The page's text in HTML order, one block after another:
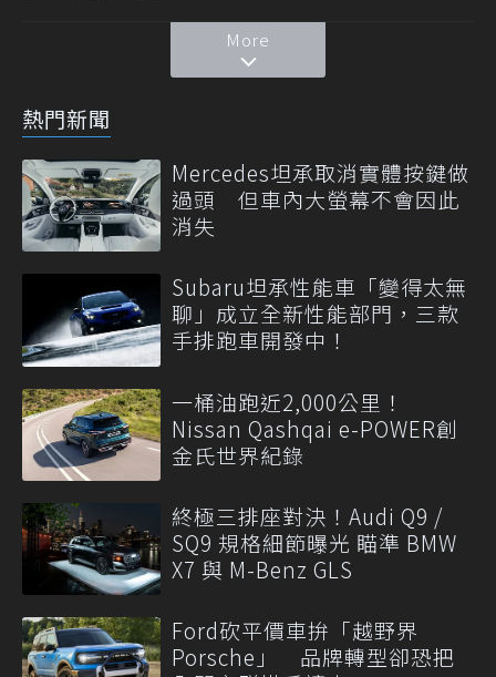
More
熱門新聞
Mercedes坦承取消實體按鍵做
過頭 但車內大螢幕不會因此
消失
Subaru坦承性能車「變得太無
聊」成立全新性能部門，三款
手排跑車開發中！
一桶油跑近2,000公里！
Nissan Qashqai e-POWER創
金氏世界紀錄
終極三排座對決！Audi Q9 /
SQ9 規格細節曝光 瞄準 BMW
X7 與 M-Benz GLS
Ford砍平價車拚「越野界
Porsche」 品牌轉型卻恐把